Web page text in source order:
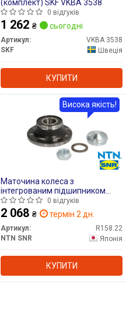
(комплект) SKF VKBA 3538
0 відгуків
1 262 ₴ сьогодні
Артикул:
VKBA 3538
SKF
Швеція
КУПИТИ
Маточина колеса з
інтегрованим підшипником
SNR R158.220 відгуків
2 068 ₴ термін 2 дн.
Артикул:
R158.22
NTN SNR
Японія
КУПИТИ
Висока якість!